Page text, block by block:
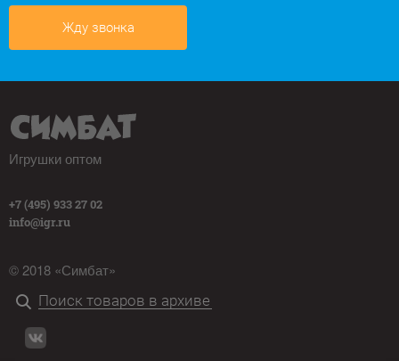
Жду звонка
Игрушки оптом
+7 (495) 933 27 02
info@igr.ru
© 2018 «Симбат»